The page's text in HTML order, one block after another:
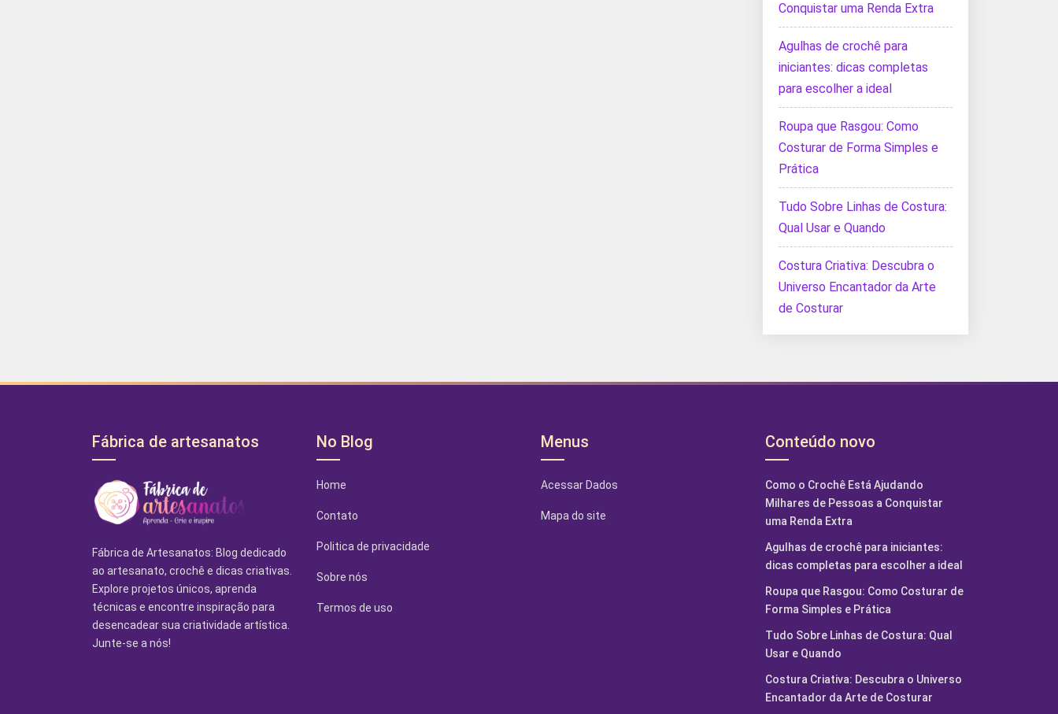
Conquistar uma Renda Extra
Agulhas de crochê para
iniciantes: dicas completas
para escolher a ideal
Roupa que Rasgou: Como
Costurar de Forma Simples e
Prática
Tudo Sobre Linhas de Costura:
Qual Usar e Quando
Costura Criativa: Descubra o
Universo Encantador da Arte
de Costurar
Fábrica de artesanatos
Fábrica de Artesanatos: Blog dedicado
ao artesanato, crochê e dicas criativas.
Explore projetos únicos, aprenda
técnicas e encontre inspiração para
desencadear sua criatividade artística.
Junte-se a nós!
No Blog
Home
Contato
Politica de privacidade
Sobre nós
Termos de uso
Menus
Acessar Dados
Mapa do site
Conteúdo novo
Como o Crochê Está Ajudando
Milhares de Pessoas a Conquistar
uma Renda Extra
Agulhas de crochê para iniciantes:
dicas completas para escolher a ideal
Roupa que Rasgou: Como Costurar de
Forma Simples e Prática
Tudo Sobre Linhas de Costura: Qual
Usar e Quando
Costura Criativa: Descubra o Universo
Encantador da Arte de Costurar